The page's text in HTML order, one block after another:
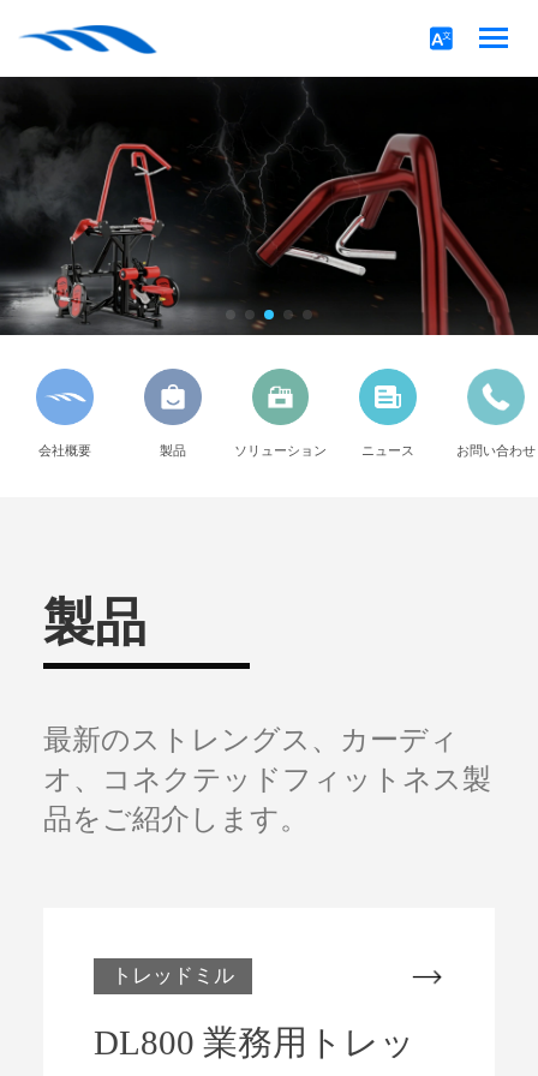
会社概要 製品 ソリューション ニュース お問い合わせ
製品
最新のストレングス、カーディ
オ、コネクテッドフィットネス製
品をご紹介します。
トレッドミル
DL800 業務用トレッ